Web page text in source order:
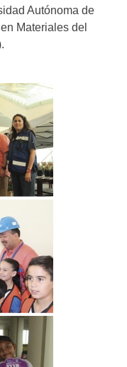
Autónoma de
Materiales del